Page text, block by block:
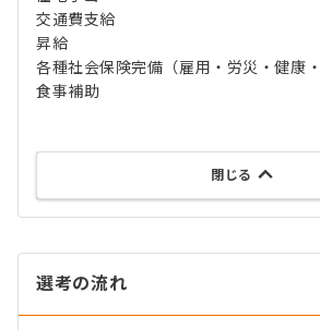
交通費支給
昇給
各種社会保険完備（雇用・労災・健康・
食事補助
閉じる
選考の流れ